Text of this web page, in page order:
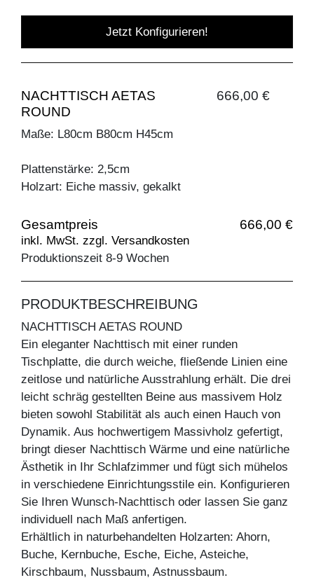
Jetzt Konfigurieren!
NACHTTISCH AETAS
ROUND
666,00 €
Maße: L80cm B80cm H45cm
Plattenstärke: 2,5cm
Holzart: Eiche massiv, gekalkt
Gesamtpreis 666,00 €
inkl. MwSt. zzgl. Versandkosten
Produktionszeit 8-9 Wochen
PRODUKTBESCHREIBUNG
NACHTTISCH AETAS ROUND
Ein eleganter Nachttisch mit einer runden
Tischplatte, die durch weiche, fließende Linien eine
zeitlose und natürliche Ausstrahlung erhält. Die drei
leicht schräg gestellten Beine aus massivem Holz
bieten sowohl Stabilität als auch einen Hauch von
Dynamik. Aus hochwertigem Massivholz gefertigt,
bringt dieser Nachttisch Wärme und eine natürliche
Ästhetik in Ihr Schlafzimmer und fügt sich mühelos
in verschiedene Einrichtungsstile ein. Konfigurieren
Sie Ihren Wunsch-Nachttisch oder lassen Sie ganz
individuell nach Maß anfertigen.
Erhältlich in naturbehandelten Holzarten: Ahorn,
Buche, Kernbuche, Esche, Eiche, Asteiche,
Kirschbaum, Nussbaum, Astnussbaum.